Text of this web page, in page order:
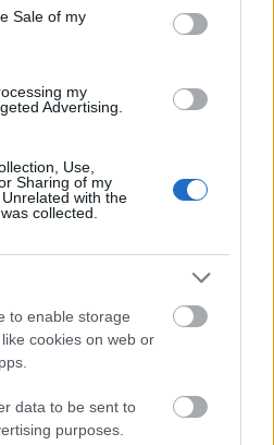
Sale of my
my
Advertising.
Use,
Sharing of my
with the
collected.
to enable storage
cookies on web or
data to be sent to
purposes.
kedvező
startup
sok visszatérő vagy
indít vagy
ezzel elősegítve az
növekedést.